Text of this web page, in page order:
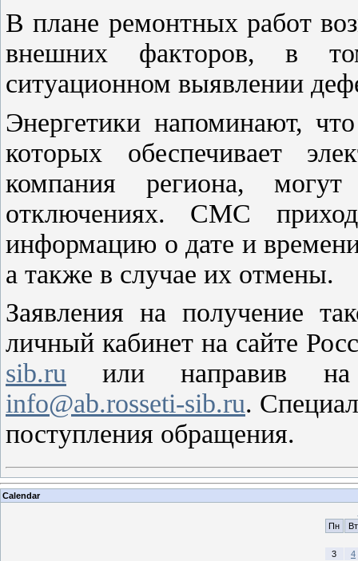
В плане ремонтных работ
внешних факторов, в
ситуационном выявлении
Энергетики напоминают,
которых обеспечивает
компания региона,
отключениях. СМС
информацию о дате и
а также в случае их отмены.
Заявления на получение
личный кабинет на сайте
sib.ru или направив на
info@ab.rosseti-sib.ru.
поступления обращения.
Calendar
Пн
Вт
3 4